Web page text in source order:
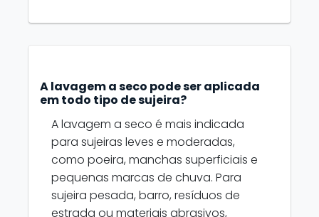
A lavagem a seco pode ser aplicada
em todo tipo de sujeira?
A lavagem a seco é mais indicada
para sujeiras leves e moderadas,
como poeira, manchas superficiais e
pequenas marcas de chuva. Para
sujeira pesada, barro, resíduos de
estrada ou materiais abrasivos,